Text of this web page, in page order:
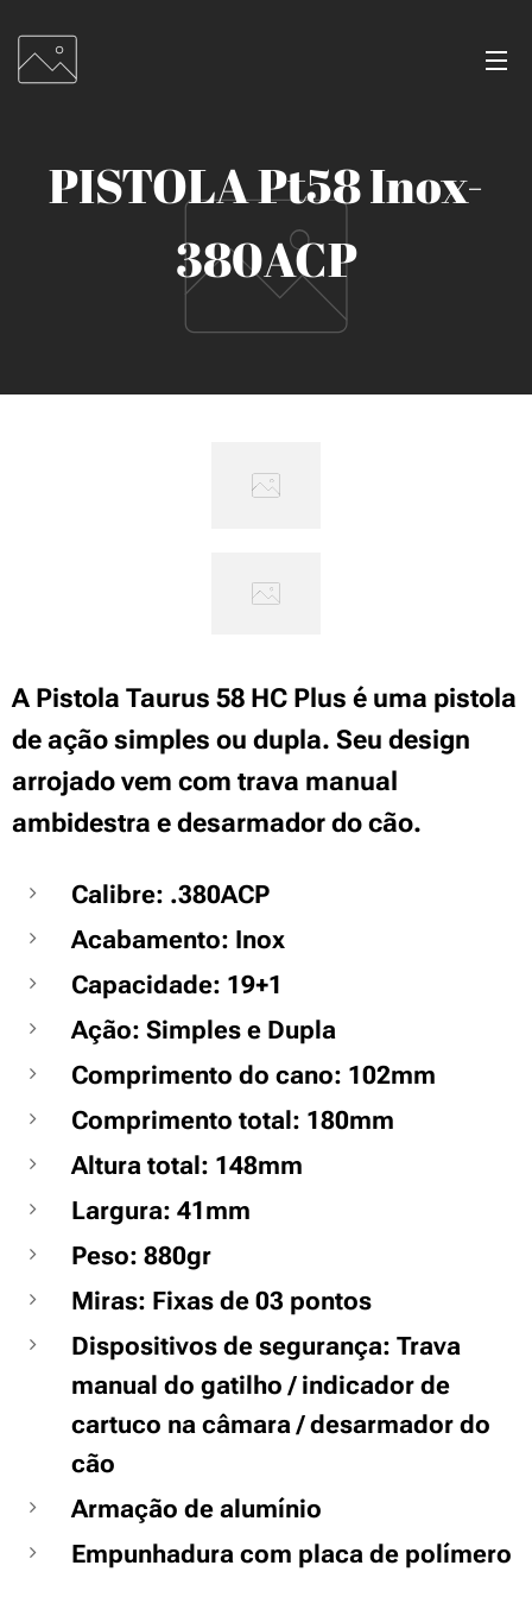
PISTOLA Pt58 Inox-
380ACP
A Pistola Taurus 58 HC Plus é uma pistola
de ação simples ou dupla. Seu design
arrojado vem com trava manual
ambidestra e desarmador do cão.
Calibre: .380ACP
Acabamento: Inox
Capacidade: 19+1
Ação: Simples e Dupla
Comprimento do cano: 102mm
Comprimento total: 180mm
Altura total: 148mm
Largura: 41mm
Peso: 880gr
Miras: Fixas de 03 pontos
Dispositivos de segurança: Trava
manual do gatilho / indicador de
cartuco na câmara / desarmador do
cão
Armação de alumínio
Empunhadura com placa de polímero